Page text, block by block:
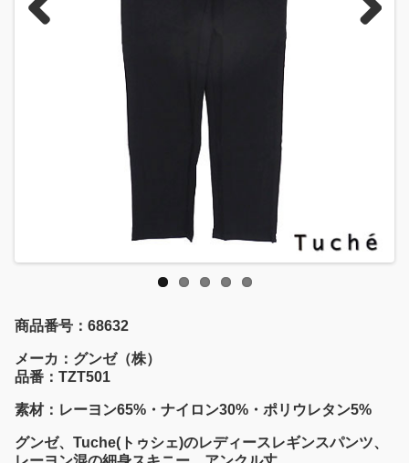
商品番号：68632
メーカ：グンゼ（株）
品番：TZT501
素材：レーヨン65%・ナイロン30%・ポリウレタン5%
グンゼ、Tuche(トゥシェ)のレディースレギンスパンツ、